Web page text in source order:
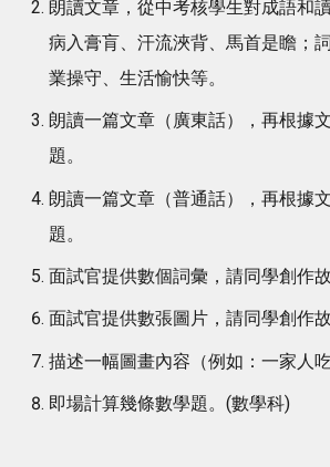
朗讀文章，從中考核學生對成語和
病入膏肓、汗流浹背、馬首是瞻；
業操守、生活愉快等。
朗讀一篇文章（廣東話），再根據
題。
朗讀一篇文章（普通話），再根據
題。
面試官提供數個詞彙，請同學創作故
面試官提供數張圖片，請同學創作故
描述一幅圖畫內容（例如：一家人
即場計算幾條數學題。(數學科)